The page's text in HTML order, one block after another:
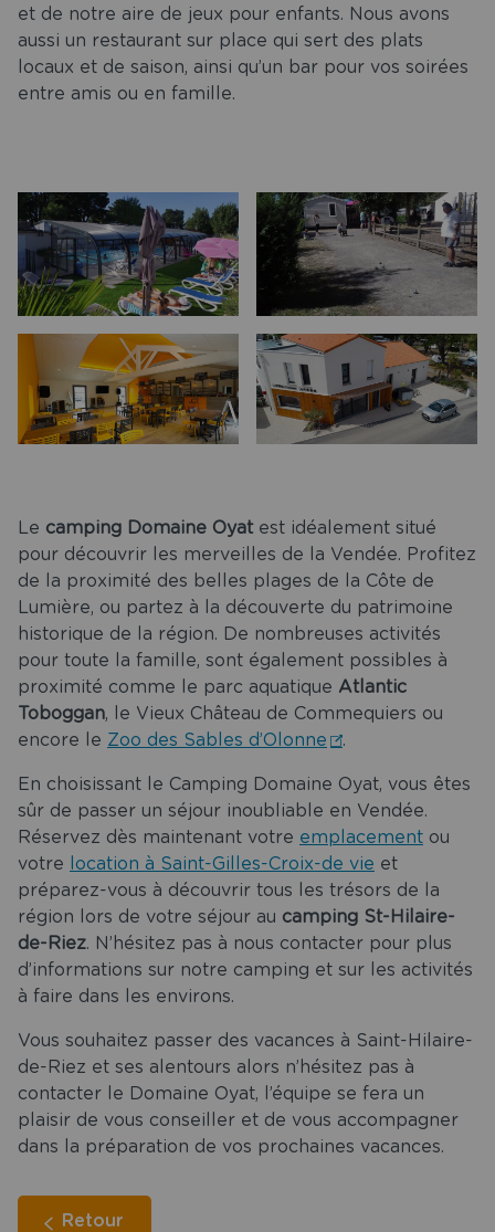
et de notre aire de jeux pour enfants. Nous avons
aussi un restaurant sur place qui sert des plats
locaux et de saison, ainsi qu’un bar pour vos soirées
entre amis ou en famille.
Le camping Domaine Oyatest idéalement situé
pour découvrir les merveilles de la Vendée. Profitez
de la proximité des belles plages de la Côte de
Lumière, ou partez à la découverte du patrimoine
historique de la région. De nombreuses activités
pour toute la famille, sont également possibles à
proximité comme le parc aquatique Atlantic
Toboggan, le Vieux Château de Commequiers ou
encore le Zoo des Sables d’Olonne .
En choisissant le Camping Domaine Oyat, vous êtes
sûr de passer un séjour inoubliable en Vendée.
Réservez dès maintenant votre emplacement ou
votre
location à Saint-Gilles-Croix-de vie et
préparez-vous à découvrir tous les trésors de la
région lors de votre séjour au camping St-Hilaire-
de-Riez. N’hésitez pas à nous contacter pour plus
d’informations sur notre camping et sur les activités
à faire dans les environs.
Vous souhaitez passer des vacances à Saint-Hilaire-
de-Riez et ses alentours alors n’hésitez pas à
contacter le Domaine Oyat, l’équipe se fera un
plaisir de vous conseiller et de vous accompagner
dans la préparation de vos prochaines vacances.
Retour